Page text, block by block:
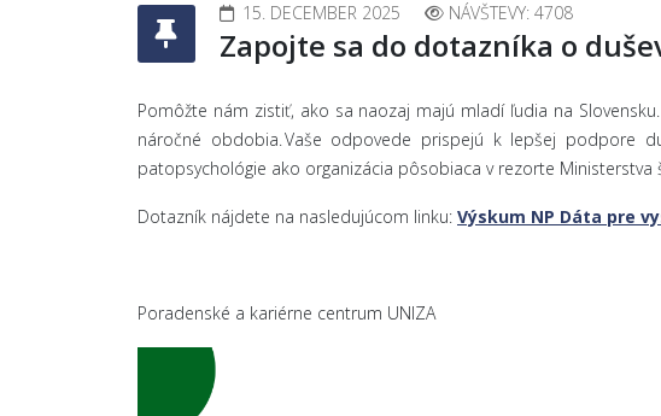
15. DECEMBER 2025 NÁVŠTEVY: 4708
Zapojte sa do dotazníka o
Pomôžte nám zistiť, ako sa naozaj majú mladí ľudia na
náročné obdobia. Vaše odpovede prispejú k lepšej podpore
patopsychológie ako organizácia pôsobiaca v rezorte Ministerstva
Dotazník nájdete na nasledujúcom linku: Výskum NP Dáta pre
Poradenské a kariérne centrum UNIZA